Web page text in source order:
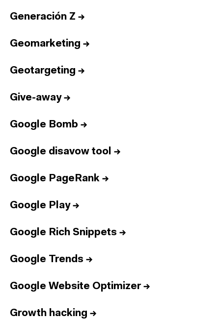
Generación Z →
Geomarketing →
Geotargeting →
Give-away→
Google Bomb →
Google disavow tool →
Google PageRank →
Google Play→
Google Rich Snippets →
Google Trends →
Google Website Optimizer→
Growth hacking →